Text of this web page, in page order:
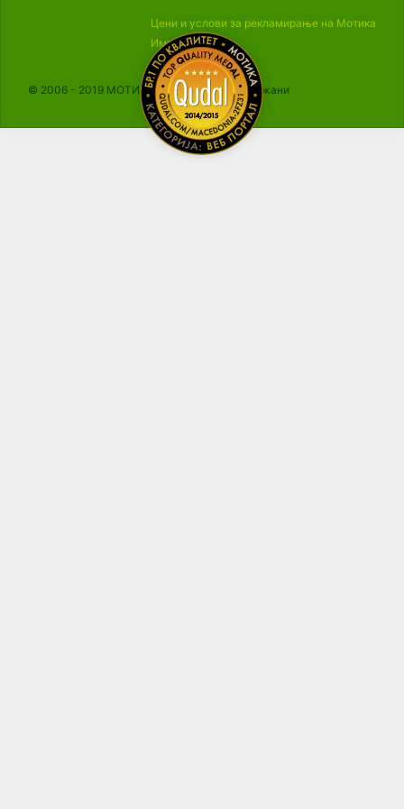
Цени и услови за рекламирање на Мотика
Импресум
© 2006 - 2019 МОТИКА, Сите права се задржани